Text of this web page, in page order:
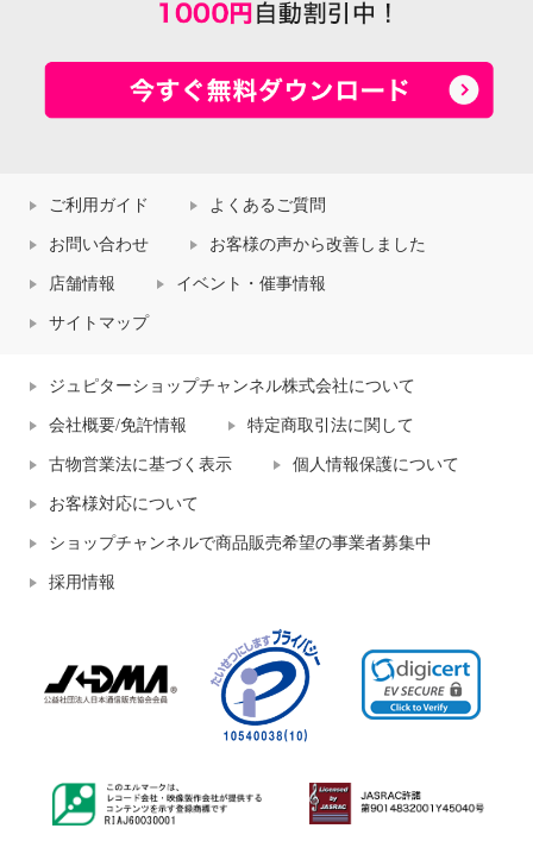
ご利用ガイド よくあるご質問
お問い合わせ お客様の声から改善しました
店舗情報 イベント・催事情報
サイトマップ
ジュピターショップチャンネル株式会社について
会社概要/免許情報 特定商取引法に関して
古物営業法に基づく表示 個人情報保護について
お客様対応について
ショップチャンネルで商品販売希望の事業者募集中
採用情報